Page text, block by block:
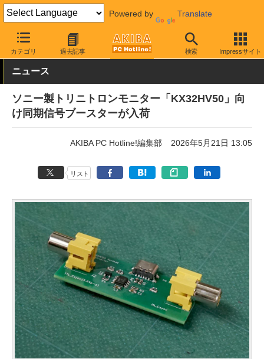
Powered by Translate
カテゴリ 過去記事 検索 Impressサイト
AKIBA PC Hotline! PC周辺機器 変換アダプタ 映像用変換アダ
ニュース
ソニー製トリニトロンモニター「KX32HV50」向
け同期信号ブースターが入荷
AKIBA PC Hotline!編集部 2026年5月21日 13:05
リスト